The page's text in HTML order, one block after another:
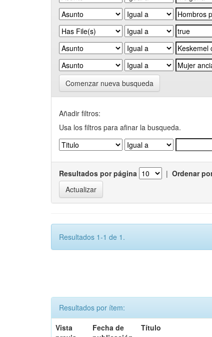
Comenzar nueva busqueda
Añadir filtros:
Usa los filtros para afinar la busqueda.
Resultados por página | Ordenar
Resultados 1-1 de 1.
Resultados por ítem:
Vista
Fecha de
Título